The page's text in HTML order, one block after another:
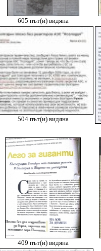
605 път(и) видяна
504 път(и) видяна
409 път(и) видяна